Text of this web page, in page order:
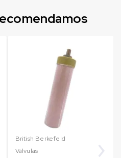
British Berkefeld
Válvulas